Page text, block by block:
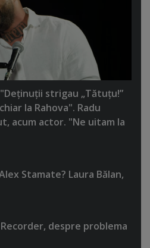
strigau „Tătuţu!”
la Rahova". Radu
acum actor. "Ne uitam la
Stamate? Laura Bălan,
Recorder, despre problema